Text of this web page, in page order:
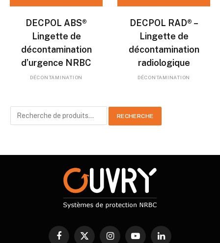
DECPOL ABS®
Lingette de
décontamination
d’urgence NRBC
DÉCONTAMINATION
DECPOL RAD® –
Lingette de
décontamination
radiologique
DÉCONTAMINATION
Recherche
pour :
RECHERCHE
FacebookX InstagramYouTubeLinkedIn